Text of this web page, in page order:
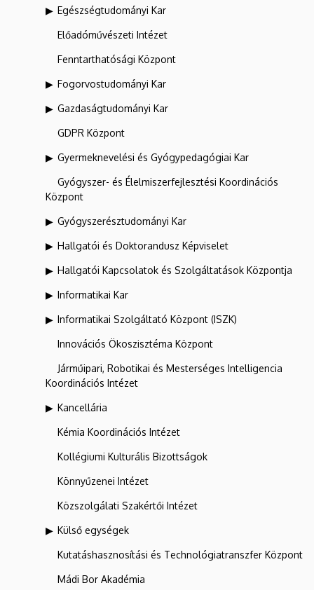
Egészségtudományi Kar
Előadóművészeti Intézet
Fenntarthatósági Központ
Fogorvostudományi Kar
Gazdaságtudományi Kar
GDPR Központ
Gyermeknevelési és Gyógypedagógiai Kar
Gyógyszer- és Élelmiszerfejlesztési Koordinációs
Központ
Gyógyszerésztudományi Kar
Hallgatói és Doktorandusz Képviselet
Hallgatói Kapcsolatok és Szolgáltatások Központja
Informatikai Kar
Informatikai Szolgáltató Központ (ISZK)
Innovációs Ökoszisztéma Központ
Járműipari, Robotikai és Mesterséges Intelligencia
Koordinációs Intézet
Kancellária
Kémia Koordinációs Intézet
Kollégiumi Kulturális Bizottságok
Könnyűzenei Intézet
Közszolgálati Szakértői Intézet
Külső egységek
Kutatáshasznosítási és Technológiatranszfer Központ
Mádi Bor Akadémia